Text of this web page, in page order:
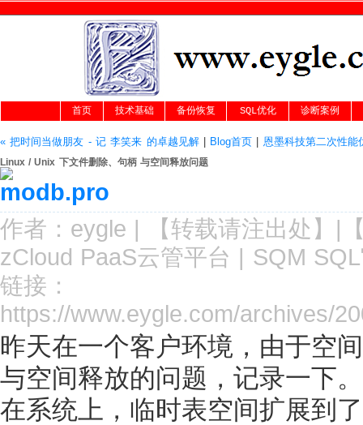
首页 技术基础 备份恢复 SQL优化 诊断案例
« 把时间当做朋友 - 记 李笑来 的卓越见解| Blog首页 恩墨科技第二次性能
Linux / Unix 下文件删除、句柄 与空间释放问题
作者： eygle | 【转载请注出处 】|
zCloud PaaS云管平台 | SQM
链接：
https://www.eygle.com/archives/
昨天在一个客户环境，由于空
与空间释放的问题，记录一下。
在系统上，临时表空间扩展到